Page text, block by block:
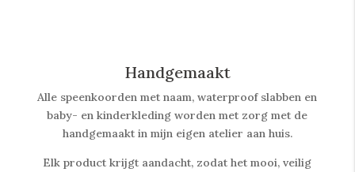
Handgemaakt
Alle speenkoorden met naam, waterproof slabben en
baby- en kinderkleding worden met zorg met de
handgemaakt in mijn eigen atelier aan huis.
Elk product krijgt aandacht, zodat het mooi, veilig